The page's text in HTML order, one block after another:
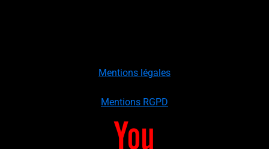
Mentions légales
Mentions RGPD